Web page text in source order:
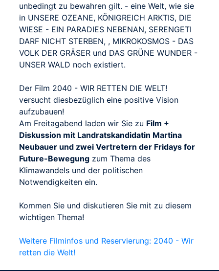
unbedingt zu bewahren gilt. - eine Welt, wie sie
in UNSERE OZEANE, KÖNIGREICH ARKTIS, DIE
WIESE - EIN PARADIES NEBENAN, SERENGETI
DARF NICHT STERBEN, , MIKROKOSMOS - DAS
VOLK DER GRÄSER und DAS GRÜNE WUNDER -
UNSER WALD noch existiert.
Der Film 2040 - WIR RETTEN DIE WELT!
versucht diesbezüglich eine positive Vision
aufzubauen!
Am Freitagabend laden wir Sie zu Film +
Diskussion mit Landratskandidatin Martina
Neubauer und zwei Vertretern der Fridays for
Future-Bewegung zum Thema des
Klimawandels und der politischen
Notwendigkeiten ein.
Kommen Sie und diskutieren Sie mit zu diesem
wichtigen Thema!
Weitere Filminfos und Reservierung: 2040 - Wir
retten die Welt!